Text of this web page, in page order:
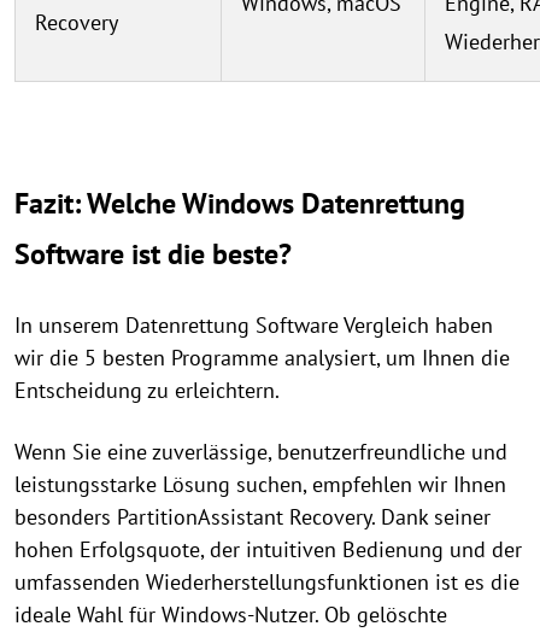
Recovery
Fazit: Welche Windows Datenrettung
Software ist die beste?
In unserem Datenrettung Software Vergleich haben
wir die 5 besten Programme analysiert, um Ihnen die
Entscheidung zu erleichtern.
Wenn Sie eine zuverlässige, benutzerfreundliche und
leistungsstarke Lösung suchen, empfehlen wir Ihnen
besonders PartitionAssistant Recovery. Dank seiner
hohen Erfolgsquote, der intuitiven Bedienung und der
umfassenden Wiederherstellungsfunktionen ist es die
ideale Wahl für Windows-Nutzer. Ob gelöschte